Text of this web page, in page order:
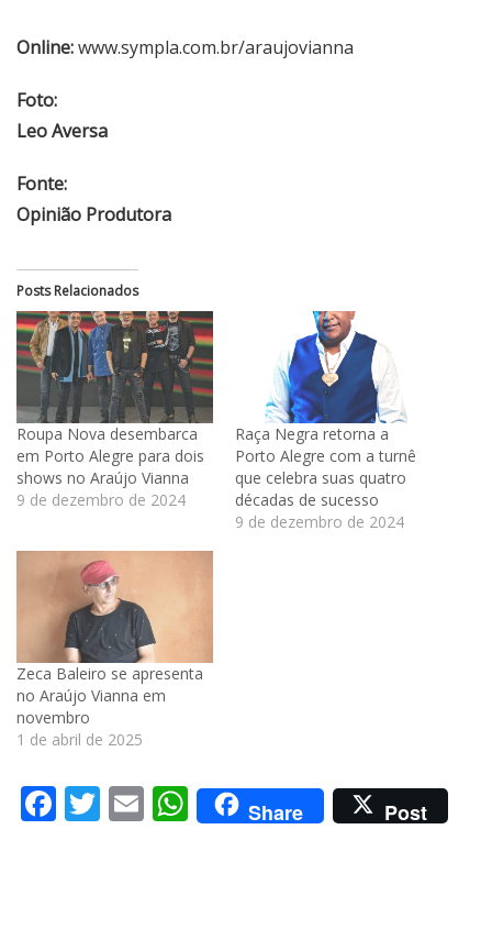
Online:www.sympla.com.br/araujovianna
Foto:
Leo Aversa
Fonte:
Opinião Produtora
Posts Relacionados
Roupa Nova desembarca
em Porto Alegre para dois
shows no Araújo Vianna
9 de dezembro de 2024
Raça Negra retorna a
Porto Alegre com a turnê
que celebra suas quatro
décadas de sucesso
9 de dezembro de 2024
Zeca Baleiro se apresenta
no Araújo Vianna em
novembro
1 de abril de 2025
Facebook
Twitter
EmailWhatsApp
Share Post